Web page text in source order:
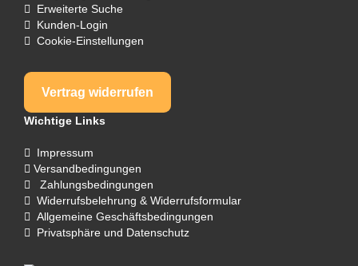
Erweiterte Suche
Kunden-Login
Cookie-Einstellungen
Vertrag widerrufen
Wichtige Links
Impressum
Versandbedingungen
Zahlungsbedingungen
Widerrufsbelehrung & Widerrufsformular
Allgemeine Geschäftsbedingungen
Privatsphäre und Datenschutz